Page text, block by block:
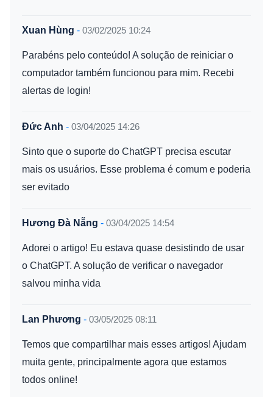
Xuan Hùng - 03/02/2025 10:24
Parabéns pelo conteúdo! A solução de reiniciar o
computador também funcionou para mim. Recebi
alertas de login!
Đức Anh - 03/04/2025 14:26
Sinto que o suporte do ChatGPT precisa escutar
mais os usuários. Esse problema é comum e poderia
ser evitado
Hương Đà Nẵng - 03/04/2025 14:54
Adorei o artigo! Eu estava quase desistindo de usar
o ChatGPT. A solução de verificar o navegador
salvou minha vida
Lan Phương - 03/05/2025 08:11
Temos que compartilhar mais esses artigos! Ajudam
muita gente, principalmente agora que estamos
todos online!